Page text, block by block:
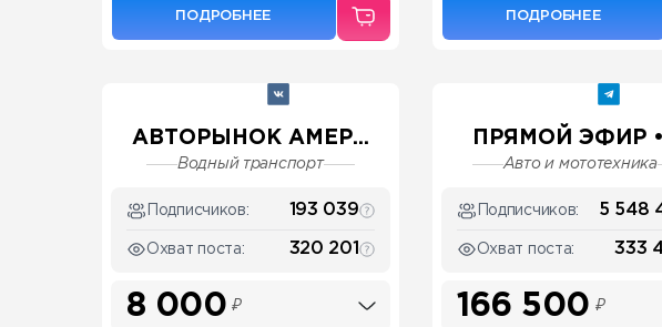
ПОДРОБНЕЕ ПОДРОБНЕЕ
АВТОРЫНОК АМЕР...
Водный транспорт
Подписчиков: 193 039
Охват поста: 320 201
8 000 ₽
ПРЯМОЙ ЭФИР •
Авто и мототехника
Подписчиков: 5 548
Охват поста: 333
166 500 ₽